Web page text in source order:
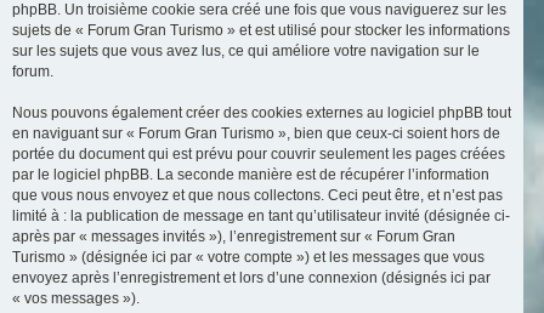
phpBB. Un troisième cookie sera créé une fois que vous naviguerez sur les
sujets de « Forum Gran Turismo » et est utilisé pour stocker les informations
sur les sujets que vous avez lus, ce qui améliore votre navigation sur le
forum.
Nous pouvons également créer des cookies externes au logiciel phpBB tout
en naviguant sur « Forum Gran Turismo », bien que ceux-ci soient hors de
portée du document qui est prévu pour couvrir seulement les pages créées
par le logiciel phpBB. La seconde manière est de récupérer l’information
que vous nous envoyez et que nous collectons. Ceci peut être, et n’est pas
limité à : la publication de message en tant qu’utilisateur invité (désignée ci-
après par « messages invités »), l’enregistrement sur « Forum Gran
Turismo » (désignée ici par « votre compte ») et les messages que vous
envoyez après l’enregistrement et lors d’une connexion (désignés ici par
« vos messages »).